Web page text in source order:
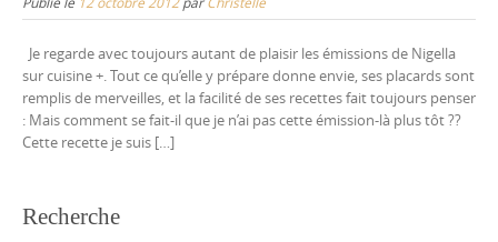
Je regarde avec toujours autant de plaisir les émissions de Nigella
sur cuisine +. Tout ce qu’elle y prépare donne envie, ses placards sont
remplis de merveilles, et la facilité de ses recettes fait toujours penser
: Mais comment se fait-il que je n’ai pas cette émission-là plus tôt ??
Cette recette je suis […]
Recherche